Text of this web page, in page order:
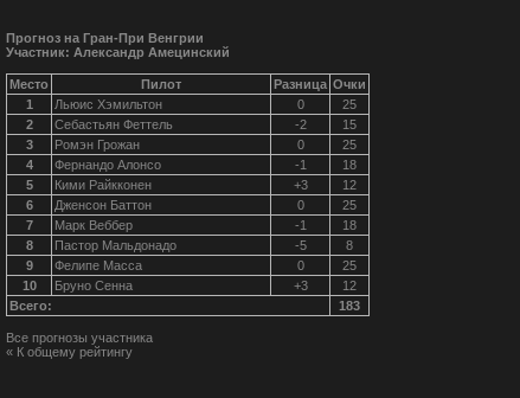
Прогноз на Гран-При Венгрии
Участник: Александр Амецинский
Место Пилот Разница Очки
1
Льюис Хэмильтон 0
25
2
Себастьян Феттель -2
15
3
Ромэн Грожан 0
25
4
Фернандо Алонсо -1
18
5
Кими Райкконен +3
12
6
Дженсон Баттон 0
25
7
Марк Веббер -1
18
8
Пастор Мальдонадо -5
8
9
Фелипе Масса 0
25
10
Бруно Сенна +3
12
Всего:
183
Все прогнозы участника
« К общему рейтингу